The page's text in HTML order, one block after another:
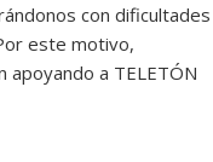
con dificultades
este motivo,
apoyando a TELETÓN